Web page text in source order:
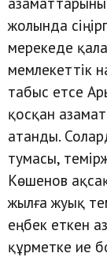
жолында
мерекеде
мемлекеттік
табыс етсе
қосқан
атанды.
тумасы,
Көшенов
жылға жуық
еңбек еткен
құрметке ие